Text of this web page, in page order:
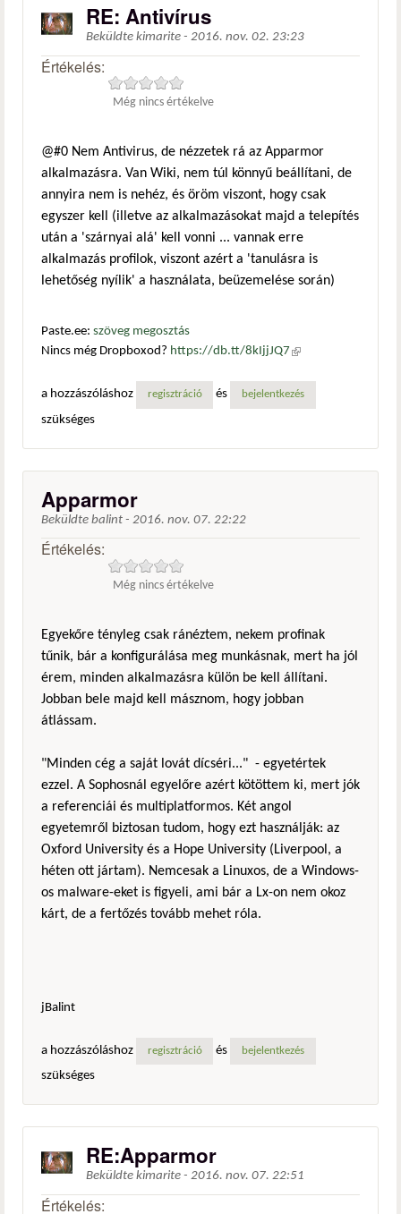
RE: Antivírus
Beküldte kimarite - 2016. nov. 02. 23:23
Értékelés:
Még nincs értékelve
@#0 Nem Antivirus, de nézzetek rá az Apparmor
alkalmazásra. Van Wiki, nem túl könnyű beállítani, de
annyira nem is nehéz, és öröm viszont, hogy csak
egyszer kell (illetve az alkalmazásokat majd a telepítés
után a 'szárnyai alá' kell vonni ... vannak erre
alkalmazás profilok, viszont azért a 'tanulásra is
lehetőség nyílik' a használata, beüzemelése során)
Paste.ee: szöveg megosztás
Nincs még Dropboxod? https://db.tt/8kIjjJQ7 (külső
a hozzászóláshoz
regisztráció és bejelentkezés
szükséges
Apparmor
Beküldte balint - 2016. nov. 07. 22:22
Értékelés:
Még nincs értékelve
Egyekőre tényleg csak ránéztem, nekem profinak
tűnik, bár a konfigurálása meg munkásnak, mert ha jól
érem, minden alkalmazásra külön be kell állítani.
Jobban bele majd kell másznom, hogy jobban
átlássam.
"Minden cég a saját lovát dícséri..." - egyetértek
ezzel. A Sophosnál egyelőre azért kötöttem ki, mert jók
a referenciái és multiplatformos. Két angol
egyetemről biztosan tudom, hogy ezt használják: az
Oxford University és a Hope University (Liverpool, a
héten ott jártam). Nemcesak a Linuxos, de a Windows-
os malware-eket is figyeli, ami bár a Lx-on nem okoz
kárt, de a fertőzés tovább mehet róla.
jBalint
a hozzászóláshoz regisztráció és bejelentkezés
szükséges
RE:Apparmor
Beküldte kimarite - 2016. nov. 07. 22:51
Értékelés: